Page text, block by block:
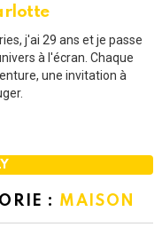
j'ai 29 ans et je passe
à l'écran. Chaque
une invitation à
: MAISON